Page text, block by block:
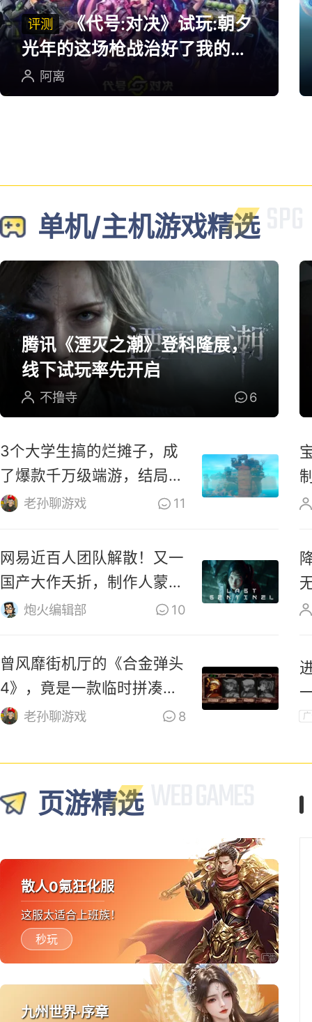
评测
《代号:对决》试玩:朝夕
光年的这场枪战治好了我的低
血压
阿离
单机/主机游戏精选
腾讯《湮灭之潮》登科隆展，
线下试玩率先开启
不撸寺 6
3个大学生搞的烂摊子，成
了爆款千万级端游，结局太
震撼老孙聊游戏 11
网易近百人团队解散！又一
国产大作夭折，制作人蒙鼓
里？炮火编辑部 10
曾风靡街机厅的《合金弹头
4》，竟是一款临时拼凑的
游戏？老孙聊游戏 8
页游精选
散人0氪狂化服
这服太适合上班族！
秒玩
九州世界·序章